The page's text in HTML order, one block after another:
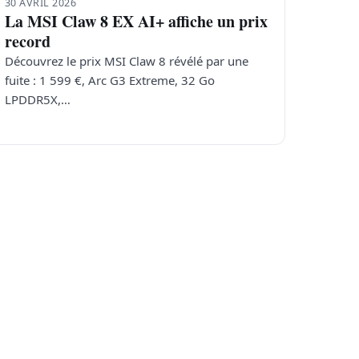
30 AVRIL 2026
La MSI Claw 8 EX AI+ affiche un prix
record
Découvrez le prix MSI Claw 8 révélé par une
fuite : 1 599 €, Arc G3 Extreme, 32 Go
LPDDR5X,…